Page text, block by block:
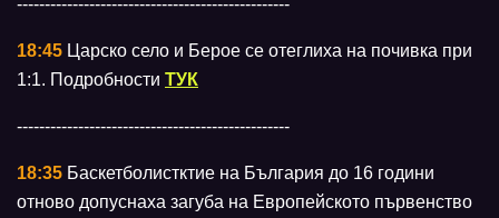
-------------------------------------------------
18:45 Царско село и Берое се отеглиха на почивка при
1:1. Подробности ТУК
-------------------------------------------------
18:35 Баскетболистктие на България до 16 години
отново допуснаха загуба на Европейското първенство